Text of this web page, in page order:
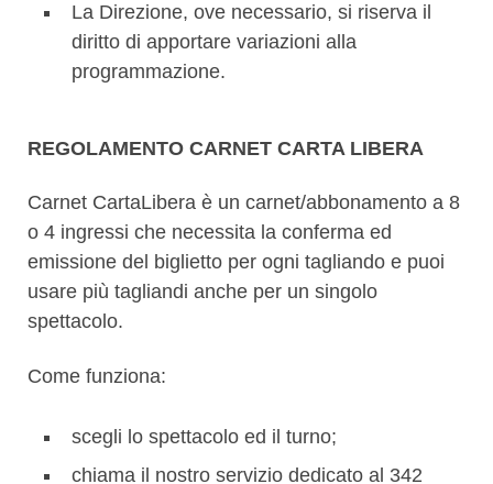
La Direzione, ove necessario, si riserva il
diritto di apportare variazioni alla
programmazione.
REGOLAMENTO CARNET CARTA LIBERA
Carnet CartaLibera è un carnet/abbonamento a 8
o 4 ingressi che necessita la conferma ed
emissione del biglietto per ogni tagliando e puoi
usare più tagliandi anche per un singolo
spettacolo.
Come funziona:
scegli lo spettacolo ed il turno;
chiama il nostro servizio dedicato al 342